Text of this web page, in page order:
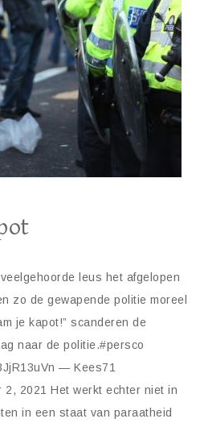
leus het afgelopen
zo de gewapende politie moreel
je kapot!” scanderen de
naar de politie.#persco
— Kees71
2, 2021 Het werkt echter niet in
in een staat van paraatheid